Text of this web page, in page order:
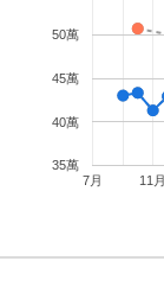
7月 11月
35萬
40萬
45萬
50萬